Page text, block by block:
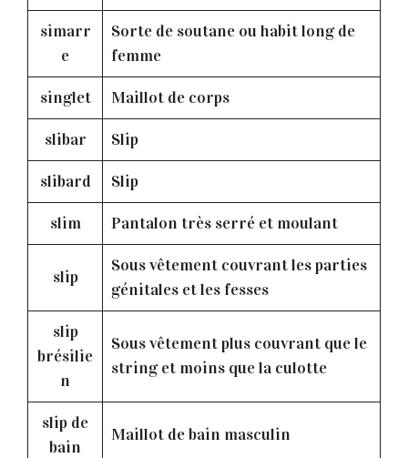
simarr
e
Sorte de soutane ou habit long de
femme
singlet Maillot de corps
slibar Slip
slibard Slip
slim Pantalon très serré et moulant
slip
Sous vêtement couvrant les parties
génitales et les fesses
slip
brésilie
n
Sous vêtement plus couvrant que le
string et moins que la culotte
slip de
bain
Maillot de bain masculin